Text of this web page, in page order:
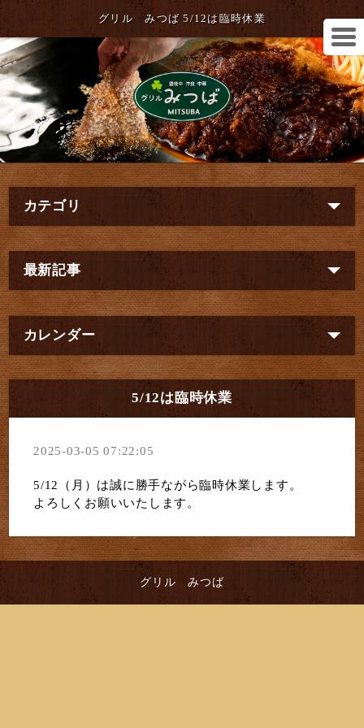
グリル みつば 5/12は臨時休業
カテゴリ
最新記事
カレンダー
5/12は臨時休業
2025-03-05 07:22:05
5/12（月）は誠に勝手ながら臨時休業します。
よろしくお願いいたします。
グリル みつば